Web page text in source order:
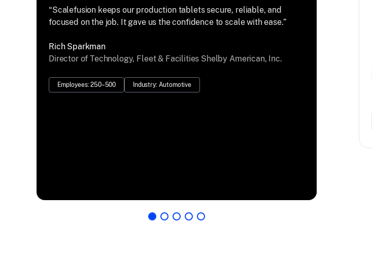
“Scalefusion keeps our production tablets secure, reliable, and
focused on the job. It gave us the confidence to scale with ease.”
Rich Sparkman
Director of Technology, Fleet & Facilities Shelby American, Inc.
Employees: 250–500 Industry: Automotive